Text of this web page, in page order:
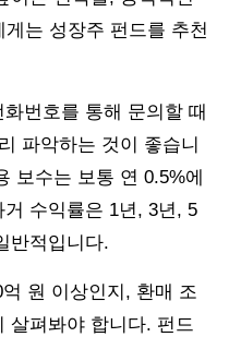
는 성장주 펀드를 추천
번호를 통해 문의할 때
파악하는 것이 좋습니
보수는 보통 연 0.5%에
수익률은 1년, 3년, 5
반적입니다.
원 이상인지, 환매 조
살펴봐야 합니다. 펀드